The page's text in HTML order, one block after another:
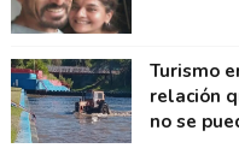
Turismo
relación
no se